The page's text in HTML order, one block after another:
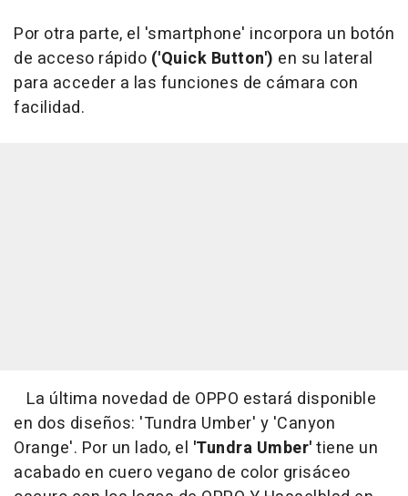
Por otra parte, el 'smartphone' incorpora un botón
de acceso rápido ('Quick Button') en su lateral
para acceder a las funciones de cámara con
facilidad.
La última novedad de OPPO estará disponible
en dos diseños: 'Tundra Umber' y 'Canyon
Orange'. Por un lado, el 'Tundra Umber'tiene un
acabado en cuero vegano de color grisáceo